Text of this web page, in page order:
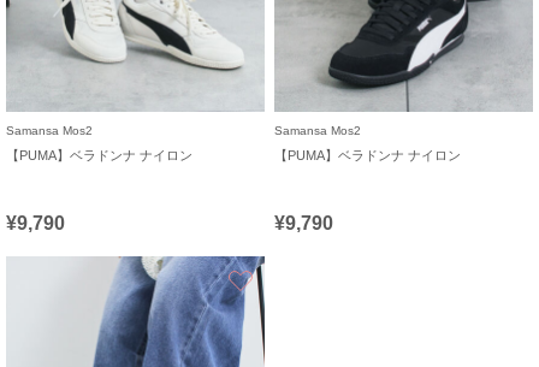
Samansa Mos2
【PUMA】ベラドンナ ナイロン
¥9,790
Samansa Mos2
【PUMA】ベラドンナ ナイロン
¥9,790
お気に入り